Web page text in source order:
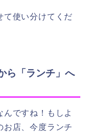
て使い分けてくだ
ら「ランチ」へ
んですね！もしよ
お店、今度ランチ